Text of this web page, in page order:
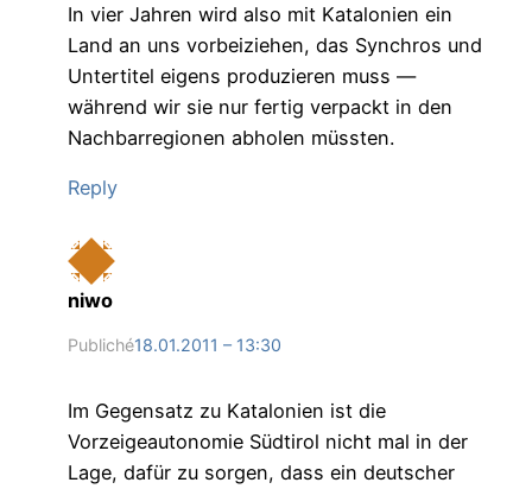
In vier Jahren wird also mit Katalonien ein
Land an uns vorbeiziehen, das Synchros und
Untertitel eigens produzieren muss —
während wir sie nur fertig verpackt in den
Nachbarregionen abholen müssten.
Reply
niwo
Publiché18.01.2011 – 13:30
Im Gegensatz zu Katalonien ist die
Vorzeigeautonomie Südtirol nicht mal in der
Lage, dafür zu sorgen, dass ein deutscher